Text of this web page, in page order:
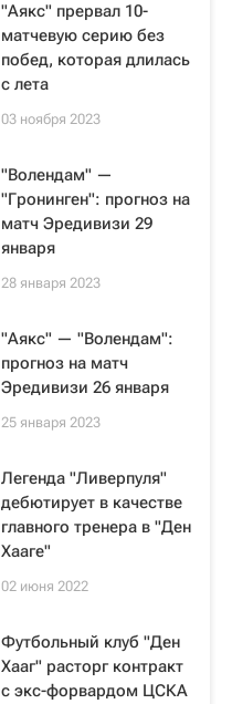
"Аякс" прервал 10-
матчевую серию без
побед, которая длилась
с лета
03 ноября 2023
"Волендам" —
"Гронинген": прогноз на
матч Эредивизи 29
января
28 января 2023
"Аякс" — "Волендам":
прогноз на матч
Эредивизи 26 января
25 января 2023
Легенда "Ливерпуля"
дебютирует в качестве
главного тренера в "Ден
Хааге"
02 июня 2022
Футбольный клуб "Ден
Хааг" расторг контракт
с экс-форвардом ЦСКА